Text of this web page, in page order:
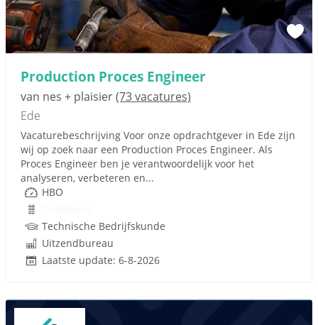
Production Proces Engineer
van nes + plaisier(73 vacatures)
Ede
Vacaturebeschrijving Voor onze opdrachtgever in Ede zijn
wij op zoek naar een Production Proces Engineer. Als
Proces Engineer ben je verantwoordelijk voor het
analyseren, verbeteren en...
HBO
Technische Bedrijfskunde
Uitzendbureau
Laatste update: 6-8-2026